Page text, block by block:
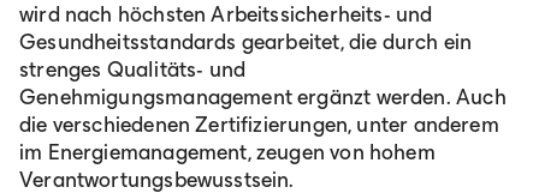
wird nach höchsten Arbeitssicherheits- und
Gesundheitsstandards gearbeitet, die durch ein
strenges Qualitäts- und
Genehmigungsmanagement ergänzt werden. Auch
die verschiedenen Zertifizierungen, unter anderem
im Energiemanagement, zeugen von hohem
Verantwortungsbewusstsein.